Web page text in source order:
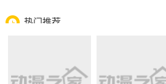
热门推荐